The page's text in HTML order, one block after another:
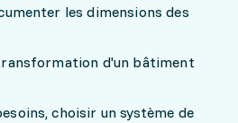
les dimensions des
d'un bâtiment
choisir un système de